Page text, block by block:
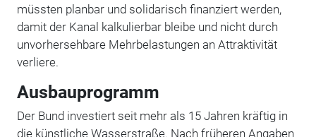
müssten planbar und solidarisch finanziert werden,
damit der Kanal kalkulierbar bleibe und nicht durch
unvorhersehbare Mehrbelastungen an Attraktivität
verliere.
Ausbauprogramm
Der Bund investiert seit mehr als 15 Jahren kräftig in
die künstliche Wasserstraße. Nach früheren Angaben